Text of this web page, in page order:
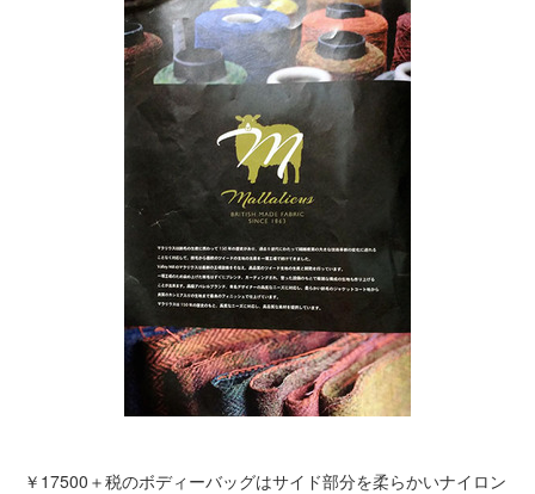
￥17500＋税のボディーバッグはサイド部分を柔らかいナイロン